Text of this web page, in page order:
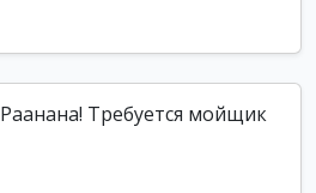
Требуется мойщик